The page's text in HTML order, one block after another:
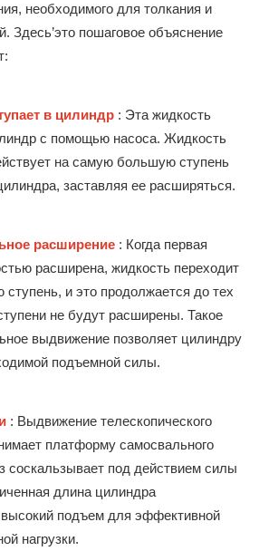
необходимого для толкания и
Здесь’это пошаговое объяснение
в цилиндр : Эта жидкость
с помощью насоса. Жидкость
на самую большую ступень
заставляя ее расширяться.
расширение : Когда первая
расширена, жидкость переходит
и это продолжается до тех
не будут расширены. Такое
выдвижение позволяет цилиндру
подъемной силы.
: Выдвижение телескопического
платформу самосвального
соскальзывает под действием силы
длина цилиндра
высокий подъем для эффективной
нагрузки.